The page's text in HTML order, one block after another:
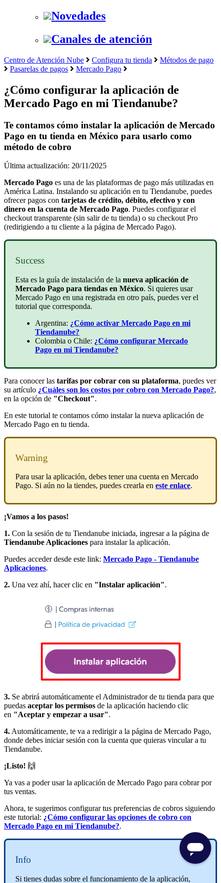
Novedades
Canales de atención
Centro de Atención Nube Configura tu tienda
Métodos de pago
Pasarelas de pagos
Mercado Pago
¿Cómo configurar la aplicación de
Mercado Pago en mi Tiendanube?
Te contamos cómo instalar la aplicación de Mercado
Pago en tu tienda en México para usarlo como
método de cobro
Última actualización: 20/11/2025
Mercado Pago es una de las plataformas de pago más utilizadas en
América Latina. Instalando su aplicación en tu Tiendanube, puedes
ofrecer pagos con tarjetas de crédito, débito, efectivo y con
dinero en la cuenta de Mercado Pago. Puedes configurar el
checkout transparente (sin salir de tu tienda) o su checkout Pro
(redirigiendo a tu cliente a la página de Mercado Pago).
Success
Esta es la guía de instalación de la nueva aplicación de
Mercado Pago para tiendas en México. Si quieres usar
Mercado Pago en una registrada en otro país, puedes ver el
tutorial que corresponda.
Argentina: ¿Cómo activar Mercado Pago en mi
Tiendanube?
Colombia o Chile: ¿Cómo configurar Mercado
Pago en mi Tiendanube?
Para conocer las tarifas por cobrar con su plataforma, puedes ver
su artículo ¿Cuáles son los costos por cobro con Mercado Pago?,
en la opción de "Checkout".
En este tutorial te contamos cómo instalar la nueva aplicación de
Mercado Pago en tu tienda.
Warning
Para usar la aplicación, debes tener una cuenta en Mercado
Pago. Si aún no la tiendes, puedes crearla en este enlace.
¡Vamos a los pasos!
1. Con la sesión de tu Tiendanube iniciada, ingresar a la página de
Tiendanube Aplicaciones para instalar la aplicación.
Puedes acceder desde este link: Mercado Pago - Tiendanube
Aplicaciones.
2. Una vez ahí, hacer clic en "Instalar aplicación".
3. Se abrirá automáticamente el Administrador de tu tienda para que
puedas aceptar los permisos de la aplicación haciendo clic
en "Aceptar y empezar a usar".
4. Automáticamente, te va a redirigir a la página de Mercado Pago,
donde debes iniciar sesión con la cuenta que quieras vincular a tu
Tiendanube.
¡Listo! 🙌
Ya vas a poder usar la aplicación de Mercado Pago para cobrar por
tus ventas.
Ahora, te sugerimos configurar tus preferencias de cobros siguiendo
este tutorial: ¿Cómo configurar las opciones de cobro con
Mercado Pago en mi Tiendanube?.
Info
Si tienes dudas sobre el funcionamiento de la aplicación,